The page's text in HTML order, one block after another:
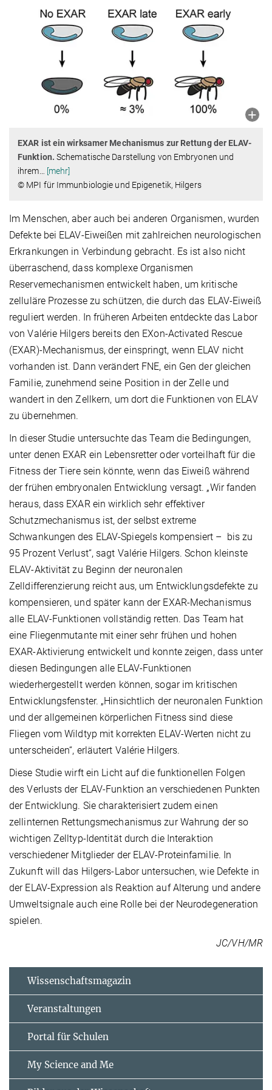
EXAR ist ein wirksamer Mechanismus zur Rettung der ELAV-
Funktion. Schematische Darstellung von Embryonen und
ihrem… [mehr]
© MPI für Immunbiologie und Epigenetik, Hilgers
Im Menschen, aber auch bei anderen Organismen, wurden
Defekte bei ELAV-Eiweißen mit zahlreichen neurologischen
Erkrankungen in Verbindung gebracht. Es ist also nicht
überraschend, dass komplexe Organismen
Reservemechanismen entwickelt haben, um kritische
zelluläre Prozesse zu schützen, die durch das ELAV-Eiweiß
reguliert werden. In früheren Arbeiten entdeckte das Labor
von Valérie Hilgers bereits den EXon-Activated Rescue
(EXAR)-Mechanismus, der einspringt, wenn ELAV nicht
vorhanden ist. Dann verändert FNE, ein Gen der gleichen
Familie, zunehmend seine Position in der Zelle und
wandert in den Zellkern, um dort die Funktionen von ELAV
zu übernehmen.
In dieser Studie untersuchte das Team die Bedingungen,
unter denen EXAR ein Lebensretter oder vorteilhaft für die
Fitness der Tiere sein könnte, wenn das Eiweiß während
der frühen embryonalen Entwicklung versagt. „Wir fanden
heraus, dass EXAR ein wirklich sehr effektiver
Schutzmechanismus ist, der selbst extreme
Schwankungen des ELAV-Spiegels kompensiert – bis zu
95 Prozent Verlust“, sagt Valérie Hilgers. Schon kleinste
ELAV-Aktivität zu Beginn der neuronalen
Zelldifferenzierung reicht aus, um Entwicklungsdefekte zu
kompensieren, und später kann der EXAR-Mechanismus
alle ELAV-Funktionen vollständig retten. Das Team hat
eine Fliegenmutante mit einer sehr frühen und hohen
EXAR-Aktivierung entwickelt und konnte zeigen, dass unter
diesen Bedingungen alle ELAV-Funktionen
wiederhergestellt werden können, sogar im kritischen
Entwicklungsfenster. „Hinsichtlich der neuronalen Funktion
und der allgemeinen körperlichen Fitness sind diese
Fliegen vom Wildtyp mit korrekten ELAV-Werten nicht zu
unterscheiden“, erläutert Valérie Hilgers.
Diese Studie wirft ein Licht auf die funktionellen Folgen
des Verlusts der ELAV-Funktion an verschiedenen Punkten
der Entwicklung. Sie charakterisiert zudem einen
zellinternen Rettungsmechanismus zur Wahrung der so
wichtigen Zelltyp-Identität durch die Interaktion
verschiedener Mitglieder der ELAV-Proteinfamilie. In
Zukunft will das Hilgers-Labor untersuchen, wie Defekte in
der ELAV-Expression als Reaktion auf Alterung und andere
Umweltsignale auch eine Rolle bei der Neurodegeneration
spielen.
JC/VH/MR
Wissenschaftsmagazin
Veranstaltungen
Portal für Schulen
My Science and Me